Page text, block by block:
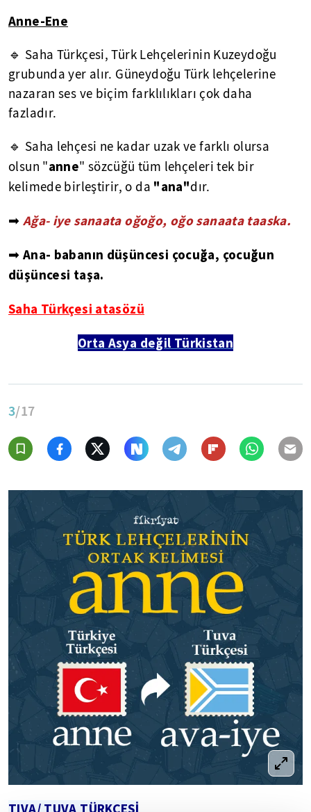
Anne-Ene
🔹 Saha Türkçesi, Türk Lehçelerinin Kuzeydoğu
grubunda yer alır. Güneydoğu Türk lehçelerine
nazaran ses ve biçim farklılıkları çok daha
fazladır.
🔹 Saha lehçesi ne kadar uzak ve farklı olursa
olsun "anne" sözcüğü tüm lehçeleri tek bir
kelimede birleştirir, o da "ana"dır.
➡ Ağa- iye sanaata oğoğo, oğo sanaata taaska.
➡ Ana- babanın düşüncesi çocuğa, çocuğun
düşüncesi taşa.
Saha Türkçesi atasözü
Orta Asya değil Türkistan
3/17
TIVA/ TUVA TÜRKÇESİ